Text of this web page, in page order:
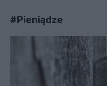
#Pieniądze